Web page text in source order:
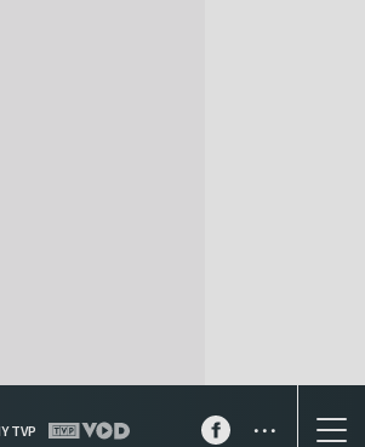
TVP ...